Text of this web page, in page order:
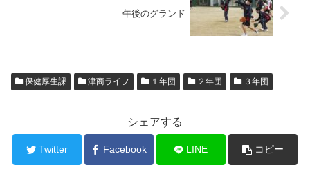
午後のグランド
保健厚生課 津商ライフ １年団 ２年団 ３年団
シェアする
Twitter Facebook LINE コピー